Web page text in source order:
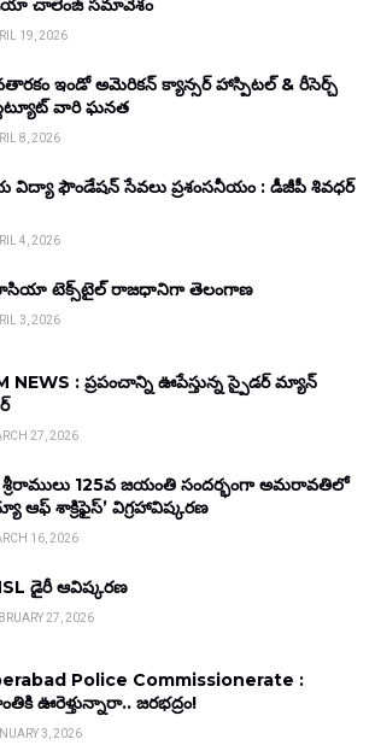
చాలెంజ్ సమావేశం
19, 2026
ఇండో అమెరికన్ క్యాన్సర్ హాస్పిటల్ & రీసెర్చ్
వారి ఘనత
8, 2026
విద్యా ఫౌండేషన్ సేవలు ప్రశంసనీయం : డీజీపీ శివధర్
4, 2026
టెక్స్‌టైల్ రాజధానిగా తెలంగాణ
3, 2026
NEWS : ప్రపంచాన్ని ఊపేస్తున్న స్పైడర్ మ్యాన్
27, 2026
శ్రీరాములు 125వ జయంతి సందర్భంగా అమరావతిలో
ఆఫ్ శాక్రిఫైస్’ విగ్రహావిష్కరణ
16, 2026
డైరీ ఆవిష్కరణ
27, 2026
Police Commissionerate :
ఊరెళ్తున్నారా.. జరభద్రం!
3, 2026